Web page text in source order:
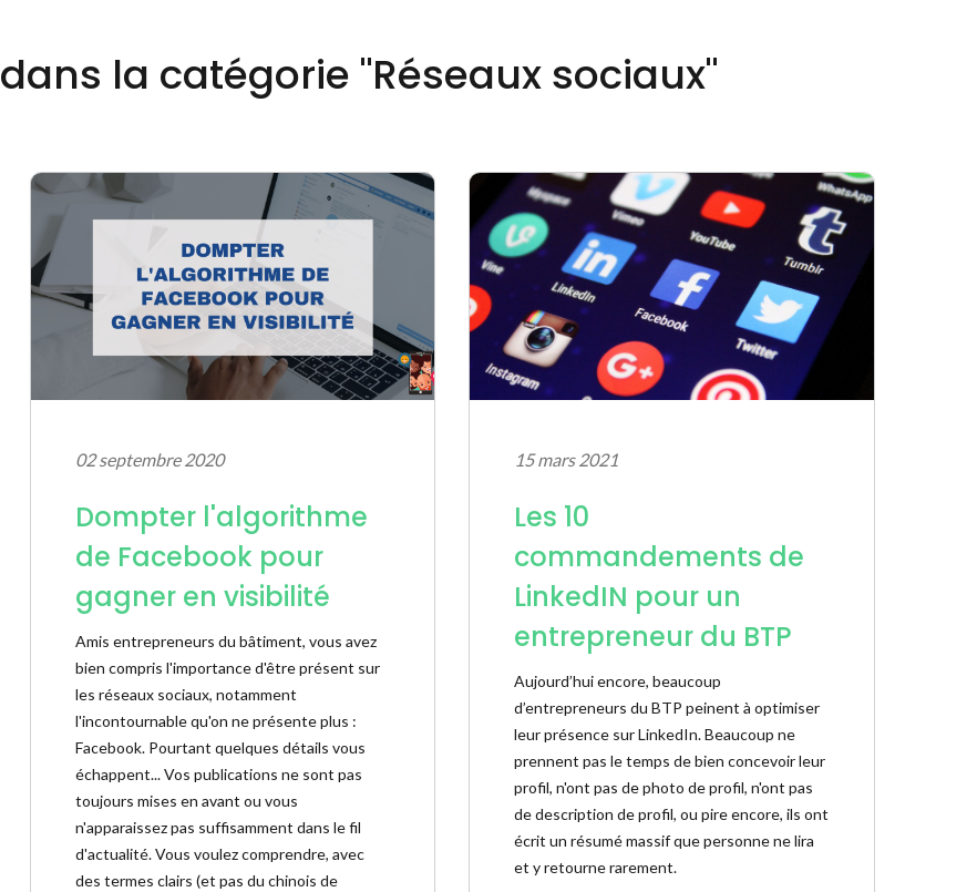
dans la catégorie "Réseaux sociaux"
02 septembre 2020
Dompter l'algorithme
de Facebook pour
gagner en visibilité
Amis entrepreneurs du bâtiment, vous avez
bien compris l'importance d'être présent sur
les réseaux sociaux, notamment
l'incontournable qu'on ne présente plus :
Facebook. Pourtant quelques détails vous
échappent... Vos publications ne sont pas
toujours mises en avant ou vous
n'apparaissez pas suffisamment dans le fil
d'actualité. Vous voulez comprendre, avec
des termes clairs (et pas du chinois de
15 mars 2021
Les 10
commandements de
LinkedIN pour un
entrepreneur du BTP
Aujourd’hui encore, beaucoup
d’entrepreneurs du BTP peinent à optimiser
leur présence sur LinkedIn. Beaucoup ne
prennent pas le temps de bien concevoir leur
profil, n'ont pas de photo de profil, n'ont pas
de description de profil, ou pire encore, ils ont
écrit un résumé massif que personne ne lira
et y retourne rarement.